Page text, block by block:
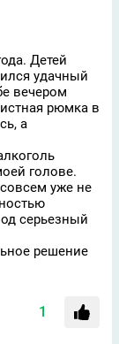
Детей
удачный
вечером
рюмка в
а
голове.
уже не
серьезный
решение
1